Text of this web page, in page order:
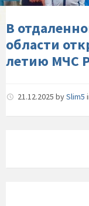
В
области
летию МЧС
21.12.2025 bySlim5